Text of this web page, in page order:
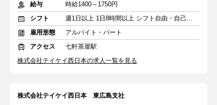
給与
時給1400～1750円
シフト
週1日以上 1日8時間以上 シフト自由・自己申告
雇用形態
アルバイト・パート
アクセス
七軒茶屋駅
株式会社テイケイ西日本の求人一覧を見る
株式会社テイケイ西日本 東広島支社